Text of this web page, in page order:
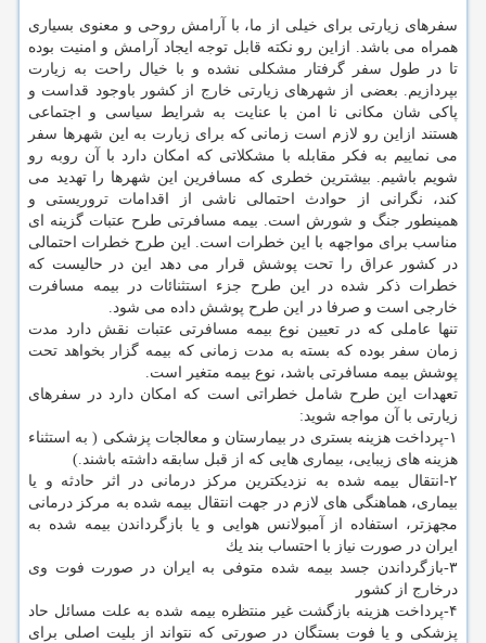
سفرهای زیارتی برای خیلی از ما، با آرامش روحی و معنوی بسیاری
همراه می باشد. ازاین رو نكته قابل توجه ایجاد آرامش و امنیت بوده
تا در طول سفر گرفتار مشكلی نشده و با خیال راحت به زیارت
بپردازیم. بعضی از شهرهای زیارتی خارج از كشور باوجود قداست و
پاكی شان مكانی نا امن با عنایت به شرایط سیاسی و اجتماعی
هستند ازاین رو لازم است زمانی كه برای زیارت به این شهرها سفر
می نماییم به فكر مقابله با مشكلاتی كه امكان دارد با آن روبه رو
شویم باشیم. بیشترین خطری كه مسافرین این شهرها را تهدید می
كند، نگرانی از حوادث احتمالی ناشی از اقدامات تروریستی و
همینطور جنگ و شورش است. بیمه مسافرتی طرح عتبات گزینه ای
مناسب برای مواجهه با این خطرات است. این طرح خطرات احتمالی
در كشور عراق را تحت پوشش قرار می دهد این در حالیست كه
خطرات ذكر شده در این طرح جزء استثنائات در بیمه مسافرت
خارجی است و صرفا در این طرح پوشش داده می شود.
تنها عاملی كه در تعیین نوع بیمه مسافرتی عتبات نقش دارد مدت
زمان سفر بوده كه بسته به مدت زمانی كه بیمه گزار بخواهد تحت
پوشش بیمه مسافرتی باشد، نوع بیمه متغیر است.
تعهدات این طرح شامل خطراتی است كه امكان دارد در سفرهای
زیارتی با آن مواجه شوید:
۱-پرداخت هزینه بستری در بیمارستان و معالجات پزشكی ( به استثناء
هزینه های زیبایی، بیماری هایی كه از قبل سابقه داشته باشند.)
۲-انتقال بیمه شده به نزدیكترین مركز درمانی در اثر حادثه و یا
بیماری، هماهنگی های لازم در جهت انتقال بیمه شده به مركز درمانی
مجهزتر، استفاده از آمبولانس هوایی و یا بازگرداندن بیمه شده به
ایران در صورت نیاز با احتساب بند یك
۳-بازگرداندن جسد بیمه شده متوفی به ایران در صورت فوت وی
درخارج از كشور
۴-پرداخت هزینه بازگشت غیر منتظره بیمه شده به علت مسائل حاد
پزشكی و یا فوت بستگان در صورتی كه نتواند از بلیت اصلی برای